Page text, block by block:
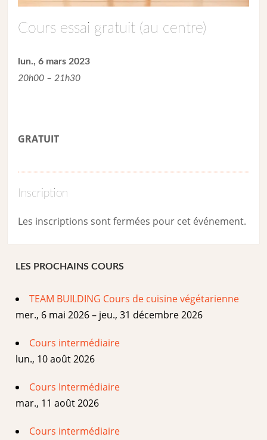
Cours essai gratuit (au centre)
lun., 6 mars 2023
20h00 – 21h30
GRATUIT
Inscription
Les inscriptions sont fermées pour cet événement.
LES PROCHAINS COURS
TEAM BUILDING Cours de cuisine végétarienne
mer., 6 mai 2026 – jeu., 31 décembre 2026
Cours intermédiaire
lun., 10 août 2026
Cours Intermédiaire
mar., 11 août 2026
Cours intermédiaire